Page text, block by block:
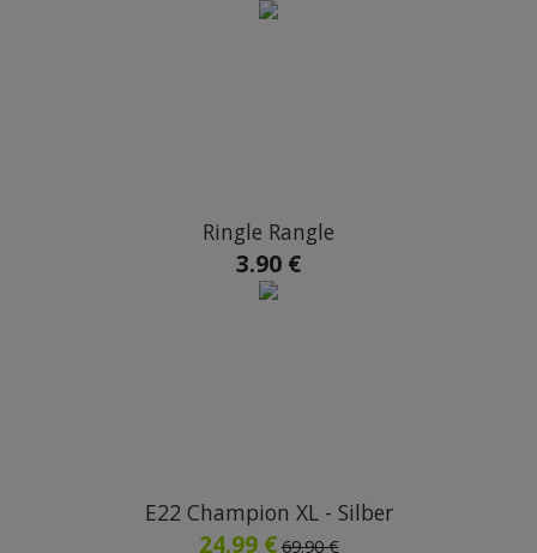
Ringle Rangle
3.90 €
E22 Champion XL - Silber
24.99 € 69.90 €